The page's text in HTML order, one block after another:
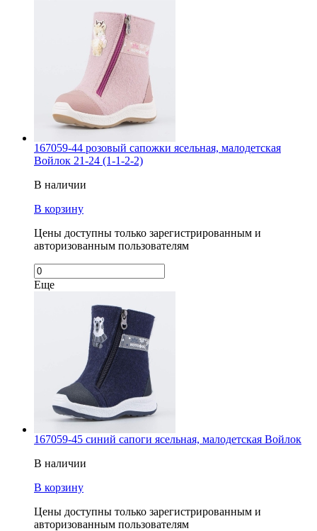
167059-44 розовый сапожки ясельная, малодетская
Войлок 21-24 (1-1-2-2)
В наличии
В корзину
Цены доступны только зарегистрированным и
авторизованным пользователям
Еще
167059-45 синий сапоги ясельная, малодетская Войлок
В наличии
В корзину
Цены доступны только зарегистрированным и
авторизованным пользователям